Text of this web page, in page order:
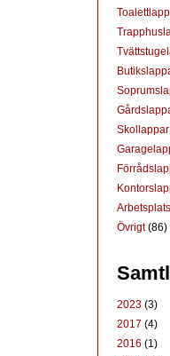
Skollappar
Övrigt(86)
2023 (3)
2017 (4)
2016 (1)